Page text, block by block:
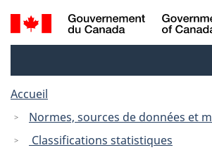
Passer
au
Passer
à
Recherche
et
Accueil
Normes, sources de données et
Classifications statistiques